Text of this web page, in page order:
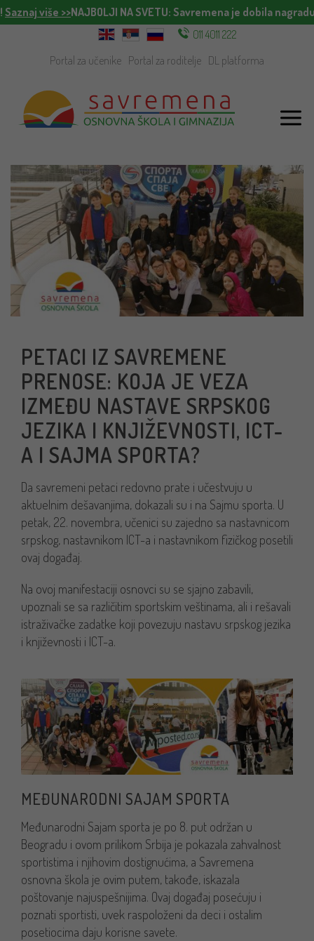
Saznaj više >>NAJBOLJI NA SVETU: Savremena je dobila
011 4011 222
Portal za učenike Portal za roditelje DL platforma
PETACI IZ SAVREMENE
PRENOSE: KOJA JE VEZA
IZMEĐU NASTAVE SRPSKOG
JEZIKA I KNJIŽEVNOSTI, ICT-
A I SAJMA SPORTA?
Da savremeni petaci redovno prate i učestvuju u
aktuelnim dešavanjima, dokazali su i na Sajmu sporta. U
petak, 22. novembra, učenici su zajedno sa nastavnicom
srpskog, nastavnikom ICT-a i nastavnikom fizičkog posetili
ovaj događaj.
Na ovoj manifestaciji osnovci su se sjajno zabavili,
upoznali se sa različitim sportskim veštinama, ali i rešavali
istraživačke zadatke koji povezuju nastavu srpskog jezika
i književnosti i ICT-a.
MEĐUNARODNI SAJAM SPORTA
Međunarodni Sajam sporta je po 8. put održan u
Beogradu i ovom prilikom Srbija je pokazala zahvalnost
sportistima i njihovim dostignućima, a Savremena
osnovna škola je ovim putem, takođe, iskazala
poštovanje najuspešnijima. Ovaj događaj posećuju i
poznati sportisti, uvek raspoloženi da deci i ostalim
posetiocima daju korisne savete.